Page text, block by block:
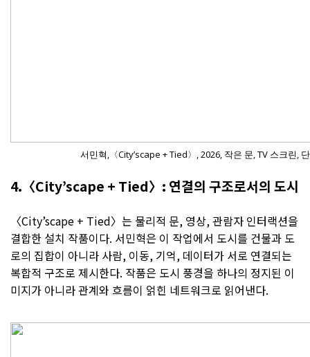
서민혁,〈City’scape + Tied〉, 2026, 작은 문, TV 스크린,
4.〈City’scape + Tied〉: 연결의 구조로서의 도시
〈City’scape + Tied〉는 물리적 문, 영상, 관람자 인터랙션을
결합한 설치 작품이다. 서민혁은 이 작업에서 도시를 건물과 도
로의 집합이 아니라 사람, 이동, 기억, 데이터가 서로 연결되는
복합적 구조로 제시한다. 작품은 도시 풍경을 하나의 정지된 이
미지가 아니라 관계와 흐름이 얽힌 네트워크로 읽어낸다.